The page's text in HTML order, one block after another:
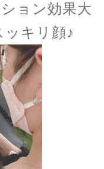
ョン効果大
キリ顔♪